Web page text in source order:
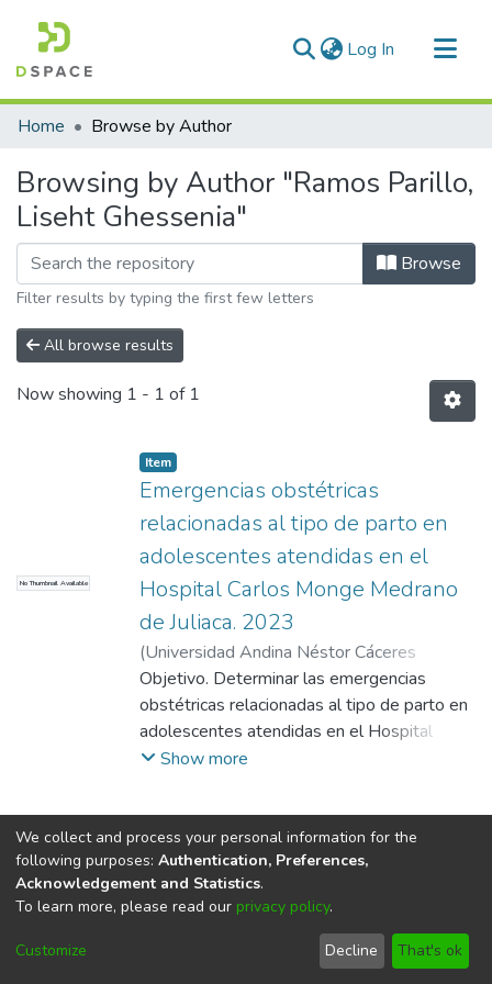
Log In (current)
Communities & Collections
Home Browse by Author
Browsing by Author "Ramos Parillo,
Liseht Ghessenia"
Browse
Filter results by typing the first few letters
All browse results
Now showing 1 - 1 of 1
No Thumbnail Available
Item
Emergencias obstétricas
relacionadas al tipo de parto en
adolescentes atendidas en el
Hospital Carlos Monge Medrano
de Juliaca. 2023
(Universidad Andina Néstor Cáceres
Velásquez,2024)Ramos Parillo, Liseht
Ghessenia; Chambi Catacora, María Amparo
Del Pilar;Universidad Andina Néstor
Cáceres Velásquez
Objetivo. Determinar las emergencias
obstétricas relacionadas al tipo de parto en
adolescentes atendidas en el Hospital
Carlos Monge Medrano de Juliaca. 2023.
Historias clínicas de adolescentes atendidas
por emergencias obstétricas derivadas del
embarazo, parto y posparto, los datos se
recolectaron en una ficha de recolección de
datos, la investigación es retrospectiva
2021-2023, estudio de nivel relacional y
con un diseño transversal, para contrastar la
Show more
DSpace softwarecopyright © 2002-2026
Cookie
End User
Agreement
Send
Feedback
We collect and process your personal information for the
following purposes: Authentication, Preferences,
Acknowledgement and Statistics.
To learn more, please read our privacy policy.
Customize Decline That's ok